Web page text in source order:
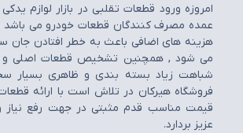
امروزه ورود قطعات تقلبي در بازار لوازم
عمده مصرف کنندگان قطعات خودرو مي باشد
هزينه هاي اضافي باعث به خطر افتادن جان
مي شود , همچنين تشخيص قطعات اصلي و
شباهت زياد بسته بندي و ظاهري بسيار
فروشگاه هيرکان در تلاش است با ارائه
قيمت مناسب قدم مثبتي در جهت رفع نياز
عزيز بردارد.